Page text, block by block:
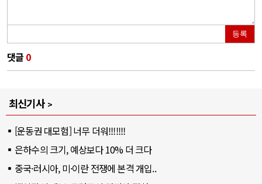
등록
댓글 0
최신기사
[운동권 대모험] 너무 더워!!!!!!!
은하수의 크기, 예상보다 10% 더 크다
중국·러시아, 미·이란 전쟁에 본격 개입..